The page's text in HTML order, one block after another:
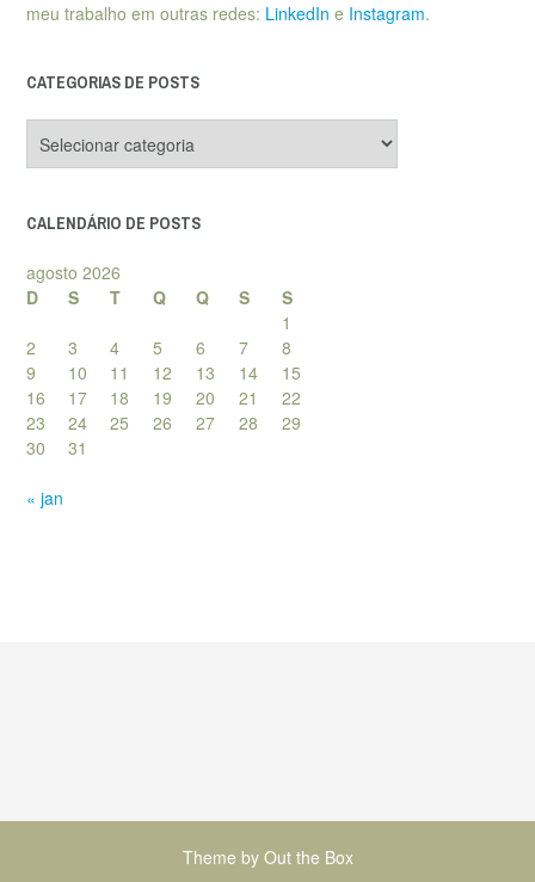
meu trabalho em outras redes: LinkedIn e Instagram.
CATEGORIAS DE POSTS
de
CALENDÁRIO DE POSTS
agosto 2026
D
S T Q Q S
S
1
2
3 4 5 6 7
8
9
10 11 12 13 14
15
16
17 18 19 20 21
22
23
24 25 26 27 28
29
30
31
« jan
Theme by Out the Box